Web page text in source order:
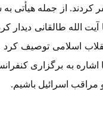
کردند. از جمله هیأتی
آمد که با آیت الله
اسلامی توصیف
به برگزاری کنفرانس
اسرائیل باشیم.